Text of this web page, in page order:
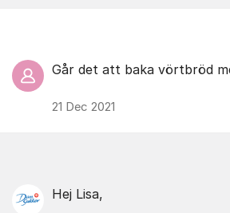
Går det att baka vörtbröd
21 Dec 2021
Hej Lisa,